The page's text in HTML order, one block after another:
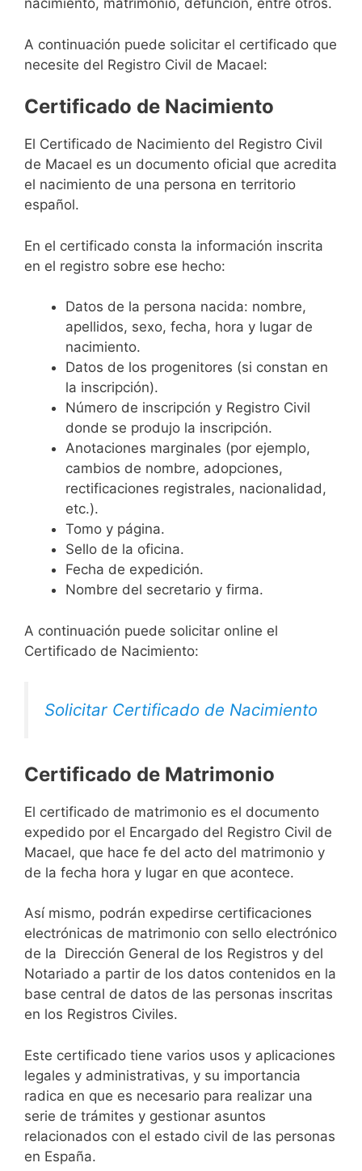
nacimiento, matrimonio, defunción, entre otros.
A continuación puede solicitar el certificado que
necesite del Registro Civil de Macael:
Certificado de Nacimiento
El Certificado de Nacimiento del Registro Civil
de Macael es un documento oficial que acredita
el nacimiento de una persona en territorio
español.
En el certificado consta la información inscrita
en el registro sobre ese hecho:
Datos de la persona nacida: nombre,
apellidos, sexo, fecha, hora y lugar de
nacimiento.
Datos de los progenitores (si constan en
la inscripción).
Número de inscripción y Registro Civil
donde se produjo la inscripción.
Anotaciones marginales (por ejemplo,
cambios de nombre, adopciones,
rectificaciones registrales, nacionalidad,
etc.).
Tomo y página.
Sello de la oficina.
Fecha de expedición.
Nombre del secretario y firma.
A continuación puede solicitar online el
Certificado de Nacimiento:
Solicitar Certificado de Nacimiento
Certificado de Matrimonio
El certificado de matrimonio es el documento
expedido por el Encargado del Registro Civil de
Macael, que hace fe del acto del matrimonio y
de la fecha hora y lugar en que acontece.
Así mismo, podrán expedirse certificaciones
electrónicas de matrimonio con sello electrónico
de la Dirección General de los Registros y del
Notariado a partir de los datos contenidos en la
base central de datos de las personas inscritas
en los Registros Civiles.
Este certificado tiene varios usos y aplicaciones
legales y administrativas, y su importancia
radica en que es necesario para realizar una
serie de trámites y gestionar asuntos
relacionados con el estado civil de las personas
en España.